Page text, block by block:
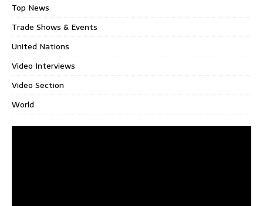
Top News
Trade Shows & Events
United Nations
Video Interviews
Video Section
World